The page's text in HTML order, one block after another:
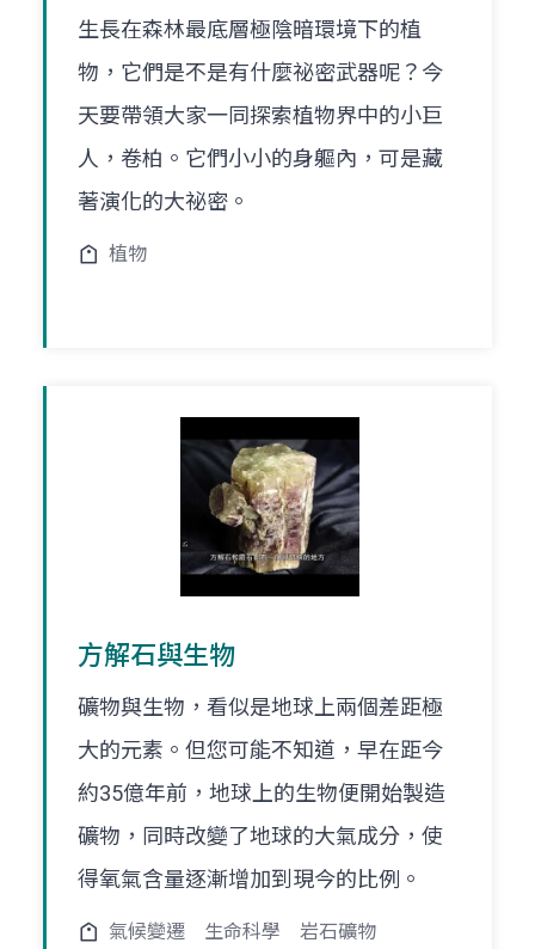
生長在森林最底層極陰暗環境下的植
物，它們是不是有什麼祕密武器呢？今
天要帶領大家一同探索植物界中的小巨
人，卷柏。它們小小的身軀內，可是藏
著演化的大祕密。
植物
方解石與生物
礦物與生物，看似是地球上兩個差距極
大的元素。但您可能不知道，早在距今
約35億年前，地球上的生物便開始製造
礦物，同時改變了地球的大氣成分，使
得氧氣含量逐漸增加到現今的比例。
氣候變遷 生命科學 岩石礦物